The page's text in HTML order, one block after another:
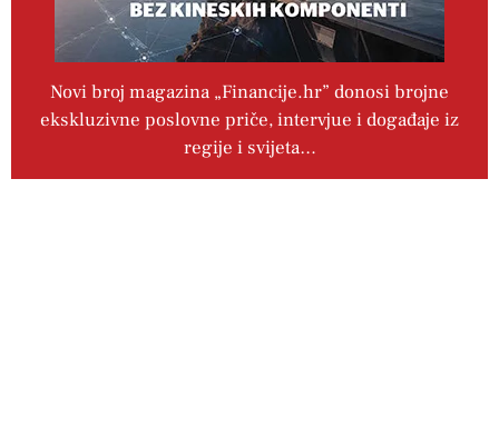
Novi broj magazina „Financije.hr” donosi brojne
ekskluzivne poslovne priče, intervjue i događaje iz
regije i svijeta…